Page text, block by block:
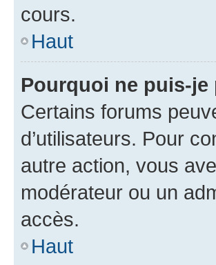
cours.
Haut
Pourquoi ne puis-je
Certains forums
d’utilisateurs. Pour
autre action, vous
modérateur ou un
accès.
Haut